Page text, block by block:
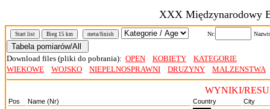
XXX Międzynarodowy
Start list Bieg 15 km meta/finish Nr:
Download files (pliki do pobrania): OPEN KOBIETY
KATEGORIE
WIEKOWE
WOJSKO NIEPELNOSPRAWNI DRUZYNY MALZENSTWA
WYNIKI/
Pos Name (Nr) Country
City